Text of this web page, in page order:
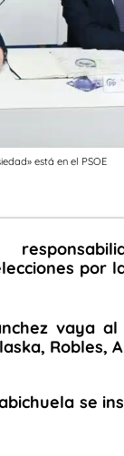
está en el PSOE
por
vaya
Robles,
se